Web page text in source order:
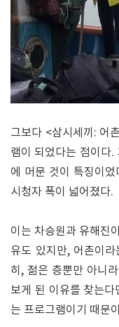
그보다 <삼시세끼: 어
램이 되었다는 점이다.
에 머문 것이 특징이
시청자 폭이 넓어졌다.
이는 차승원과 유해진
유도 있지만, 어촌이
히, 젊은 층뿐만 아니
보게 된 이유를 찾는
는 프로그램이기 때문